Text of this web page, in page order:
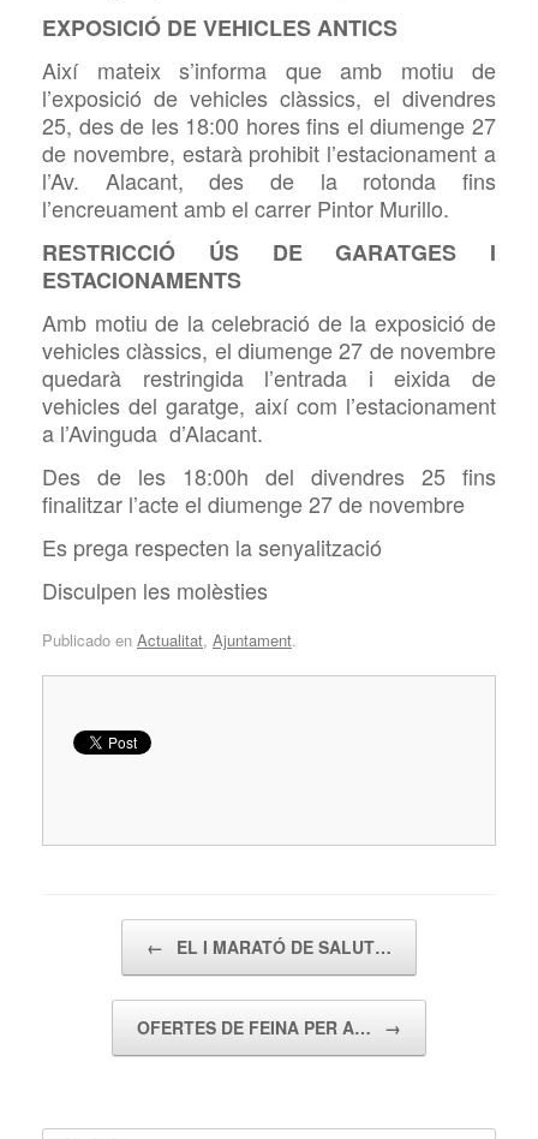
EXPOSICIÓ DE VEHICLES ANTICS
Així mateix s’informa que amb motiu de
l’exposició de vehicles clàssics, el divendres
25, des de les 18:00 hores fins el diumenge 27
de novembre, estarà prohibit l’estacionament a
l’Av. Alacant, des de la rotonda fins
l’encreuament amb el carrer Pintor Murillo.
RESTRICCIÓ ÚS DE GARATGES I
ESTACIONAMENTS
Amb motiu de la celebració de la exposició de
vehicles clàssics, el diumenge 27 de novembre
quedarà restringida l’entrada i eixida de
vehicles del garatge, així com l’estacionament
a l’Avinguda d’Alacant.
Des de les 18:00h del divendres 25 fins
finalitzar l’acte el diumenge 27 de novembre
Es prega respecten la senyalització
Disculpen les molèsties
Publicado en Actualitat, Ajuntament.
← EL I MARATÓ DE SALUT…
OFERTES DE FEINA PER A… →